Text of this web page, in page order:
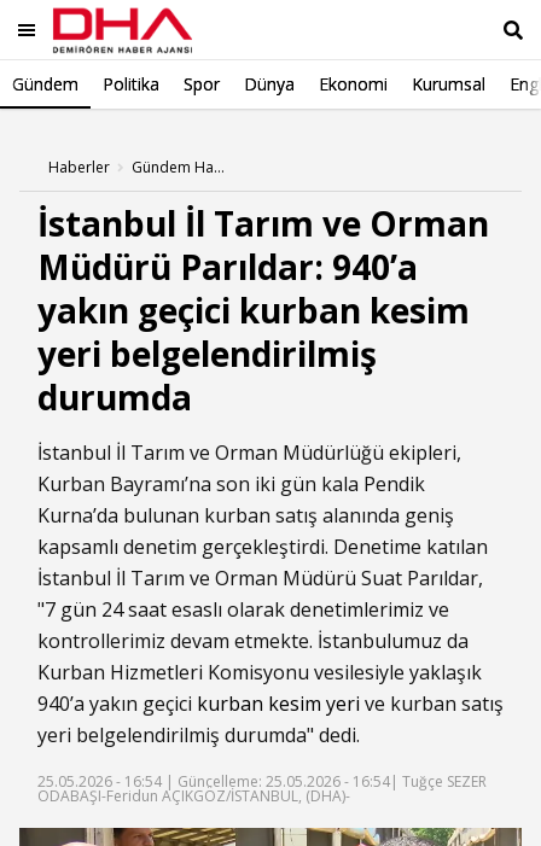
Gündem Politika Spor Dünya Ekonomi Kurumsal
Haberler Gündem Haberleri
İstanbul İl Tarım ve Orman
Müdürü Parıldar: 940’a
yakın geçici kurban kesim
yeri belgelendirilmiş
durumda
İstanbul İl Tarım ve Orman Müdürlüğü ekipleri,
Kurban Bayramı’na son iki gün kala Pendik
Kurna’da bulunan kurban satış alanında geniş
kapsamlı denetim gerçekleştirdi. Denetime katılan
İstanbul İl Tarım ve Orman Müdürü Suat Parıldar,
"7 gün 24 saat esaslı olarak denetimlerimiz ve
kontrollerimiz devam etmekte. İstanbulumuz da
Kurban Hizmetleri Komisyonu vesilesiyle yaklaşık
940’a yakın geçici kurban kesim yeri ve kurban satış
yeri belgelendirilmiş durumda" dedi.
25.05.2026 - 16:54 | Güncelleme: 25.05.2026 - 16:54| Tuğçe SEZER
ODABAŞI-Feridun AÇIKGÖZ/İSTANBUL, (DHA)-